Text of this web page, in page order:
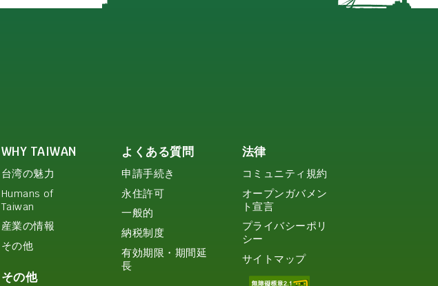
WHY TAIWAN
台湾の魅力
Humans of
Taiwan
産業の情報
その他
その他
よくある質問
申請手続き
永住許可
一般的
納税制度
有効期限・期間延
長
法律
コミュニティ規約
オープンガバメン
ト宣言
プライバシーポリ
シー
サイトマップ